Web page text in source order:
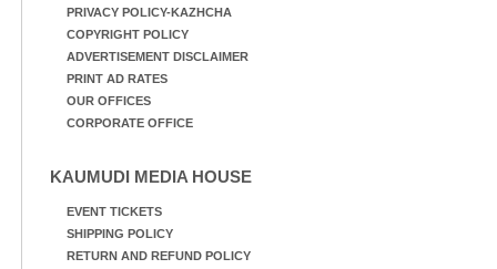
PRIVACY POLICY-KAZHCHA
COPYRIGHT POLICY
ADVERTISEMENT DISCLAIMER
PRINT AD RATES
OUR OFFICES
CORPORATE OFFICE
KAUMUDI MEDIA HOUSE
EVENT TICKETS
SHIPPING POLICY
RETURN AND REFUND POLICY